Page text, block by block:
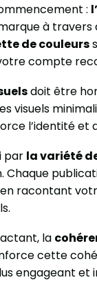
:
à
de couleurs
compte
doit être
visuels
l’identité
par la variété
Chaque
racontant
la
cette
engageant